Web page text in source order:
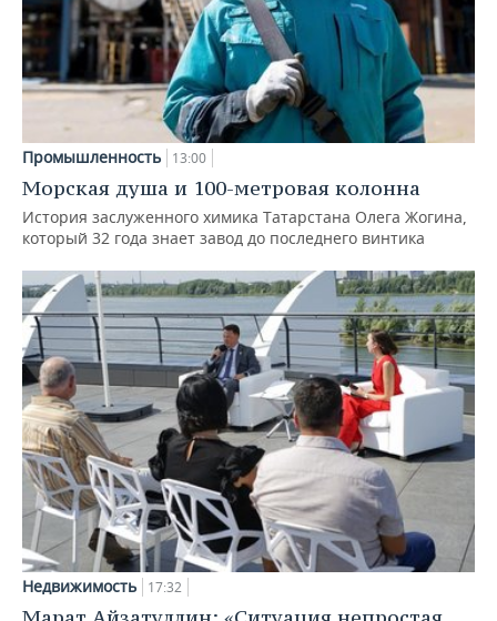
Промышленность 13:00
Морская душа и 100-метровая колонна
История заслуженного химика Татарстана Олега Жогина,
который 32 года знает завод до последнего винтика
Недвижимость 17:32